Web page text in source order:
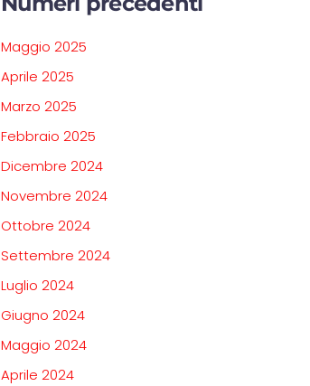
Maggio 2025
Aprile 2025
Marzo 2025
Febbraio 2025
Dicembre 2024
Novembre 2024
Ottobre 2024
Settembre 2024
Luglio 2024
Giugno 2024
Maggio 2024
Aprile 2024